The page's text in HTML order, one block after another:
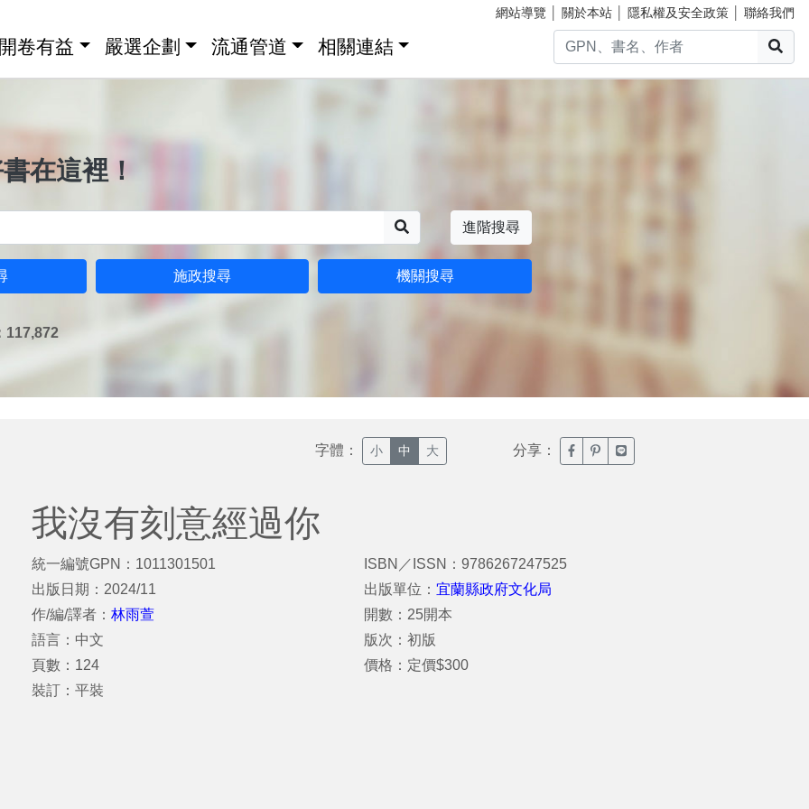
網站導覽 關於本站 隱私權及安全政策 聯絡我們
卷有益 嚴選企劃 流通管道 相關連結
在這裡！
進階搜尋
施政搜尋 機關搜尋
117,872
字體： 小 中 大 分享： 臉書分享(另開新視窗)
噗浪分享(另開新視窗)
Line分享(另開新視窗)
我沒有刻意經過你
統一編號GPN：1011301501
出版日期：2024/11
作/編/譯者： 林雨萱
語言：中文
頁數：124
裝訂：平裝
ISBN／ISSN：9786267247525
出版單位：宜蘭縣政府文化局
開數：25開本
版次：初版
價格：定價$300